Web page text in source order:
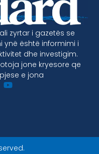
zyrtar i gazetës se
ynë është informimi i
dhe investigim.
jone kryesore qe
e jona